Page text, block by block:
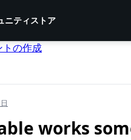
ニティストア
トの作成
works